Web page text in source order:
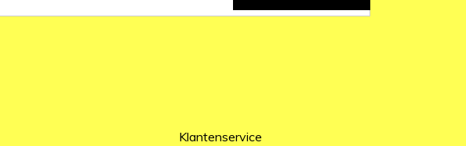
Klantenservice